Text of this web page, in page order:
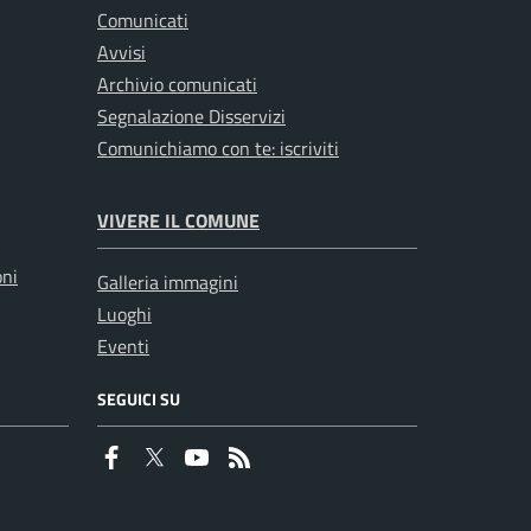
Comunicati
Avvisi
Archivio comunicati
Segnalazione Disservizi
Comunichiamo con te: iscriviti
VIVERE IL COMUNE
Galleria immagini
Luoghi
Eventi
SEGUICI SU
Faceboook
Twitter Youtube